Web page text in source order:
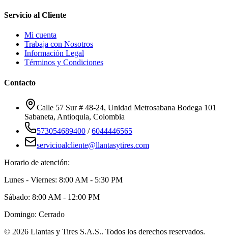
Servicio al Cliente
Mi cuenta
Trabaja con Nosotros
Información Legal
Términos y Condiciones
Contacto
Calle 57 Sur # 48-24, Unidad Metrosabana Bodega 101
Sabaneta, Antioquia, Colombia
573054689400 /6044446565
servicioalcliente@llantasytires.com
Horario de atención:
Lunes - Viernes: 8:00 AM - 5:30 PM
Sábado: 8:00 AM - 12:00 PM
Domingo: Cerrado
© 2026 Llantas y Tires S.A.S.. Todos los derechos reservados.